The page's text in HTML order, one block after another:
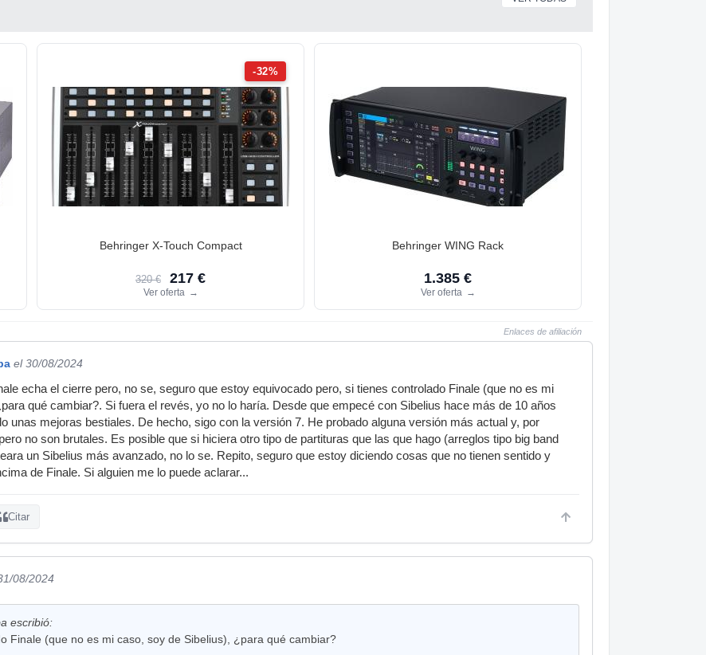
-32%
Behringer X-Touch Compact
320 € 217 €
Ver oferta →
Behringer WING Rack
1.385 €
Ver oferta →
Enlaces de afiliación
el 30/08/2024
echa el cierre pero, no se, seguro que estoy equivocado pero, si tienes controlado Finale (que no es mi
qué cambiar?. Si fuera el revés, yo no lo haría. Desde que empecé con Sibelius hace más de 10 años
unas mejoras bestiales. De hecho, sigo con la versión 7. He probado alguna versión más actual y, por
no son brutales. Es posible que si hiciera otro tipo de partituras que las que hago (arreglos tipo big band
un Sibelius más avanzado, no lo se. Repito, seguro que estoy diciendo cosas que no tienen sentido y
de Finale. Si alguien me lo puede aclarar...
Citar
08/2024
escribió:
Finale (que no es mi caso, soy de Sibelius), ¿para qué cambiar?